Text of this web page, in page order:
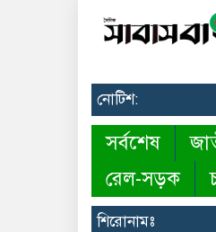
নোটিশ:
সর্বশেষ
রেল-সড়ক
শিরোনামঃ